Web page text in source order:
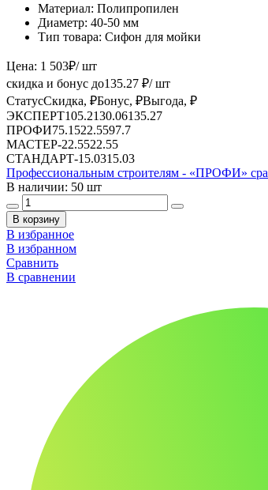
Материал: Полипропилен
Диаметр: 40-50 мм
Тип товара: Сифон для мойки
Цена: 1 503₽/ шт
скидка и бонус до135.27 ₽/ шт
СтатусСкидка, ₽Бонус, ₽Выгода, ₽
ЭКСПЕРТ105.2130.06135.27
ПРОФИ75.1522.5597.7
МАСТЕР-22.5522.55
СТАНДАРТ-15.0315.03
Профессиональным строителям - «ПРОФИ»
В наличии: 50 шт
В корзину
В избранное
В избранном
Сравнить
В сравнении